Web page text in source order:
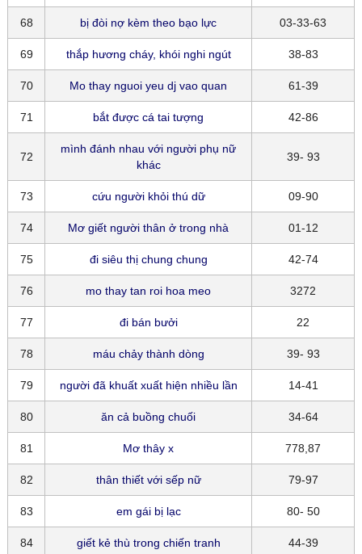
68 bị đòi nợ kèm theo bạo lực 03-33-63
69 thắp hương cháy, khói nghi ngút 38-83
70 Mo thay nguoi yeu dj vao quan 61-39
71 bắt được cá tai tượng 42-86
72
mình đánh nhau với người phụ nữ
khác
39- 93
73 cứu người khỏi thú dữ 09-90
74 Mơ giết người thân ở trong nhà 01-12
75 đi siêu thị chung chung 42-74
76 mo thay tan roi hoa meo 3272
77 đi bán bưởi 22
78 máu chảy thành dòng 39- 93
79 người đã khuất xuất hiện nhiều lần 14-41
80 ăn cả buồng chuối 34-64
81 Mơ thây x 778,87
82 thân thiết với sếp nữ 79-97
83 em gái bị lạc 80- 50
84 giết kẻ thù trong chiến tranh 44-39